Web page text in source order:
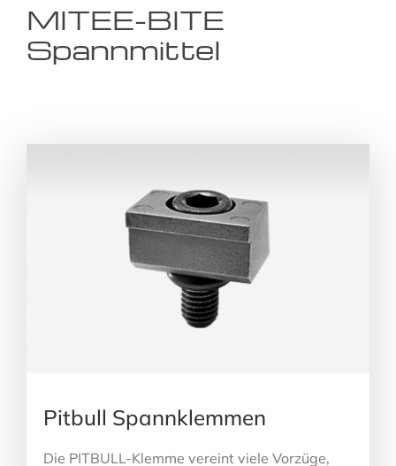
MITEE-BITE
Spannmittel
Pitbull Spannklemmen
Die PITBULL-Klemme vereint viele Vorzüge,